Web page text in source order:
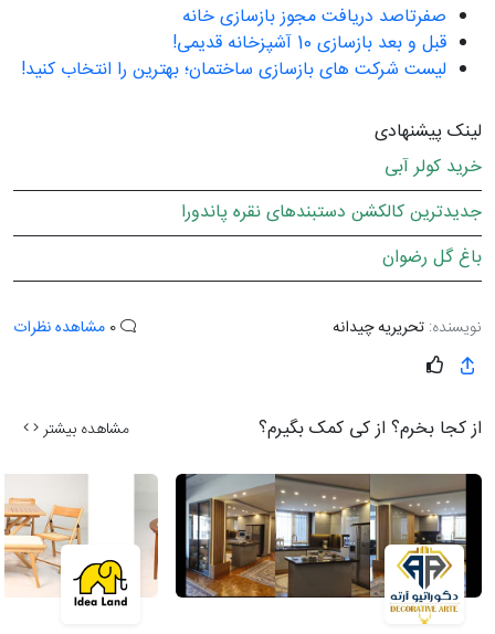
صفرتاصد دریافت مجوز بازسازی خانه
قبل و بعد بازسازی 10 آشپزخانه قدیمی!
لیست شرکت های بازسازی ساختمان؛ بهترین را انتخاب کنید!
لینک پیشنهادی
خرید کولر آبی
جدیدترین کالکشن دستبندهای نقره پاندورا
باغ گل رضوان
نویسنده: تحریریه چیدانه مشاهده نظرات
از کجا بخرم؟ از کی کمک بگیرم؟ مشاهده بیشتر